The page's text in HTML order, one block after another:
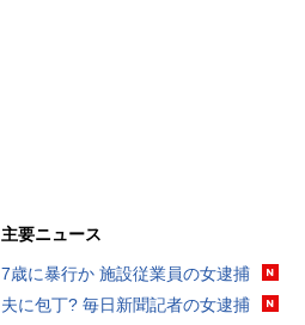
主要ニュース
7歳に暴行か 施設従業員の女逮捕
夫に包丁? 毎日新聞記者の女逮捕